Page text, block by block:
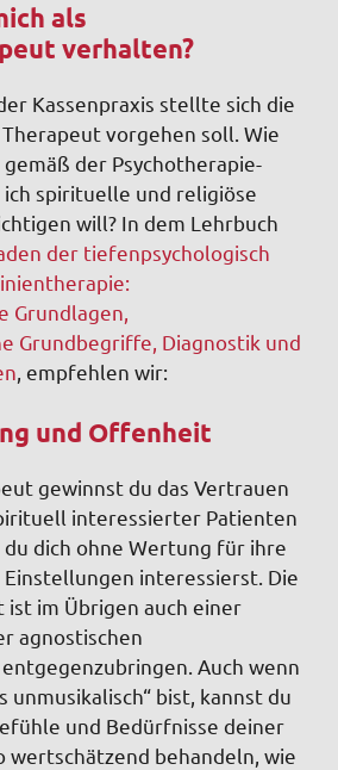
als
verhalten?
Kassenpraxis stellte sich die
Therapeut vorgehen soll. Wie
der Psychotherapie-
spirituelle und religiöse
will? In dem Lehrbuch
der tiefenpsychologisch
Grundlagen,
Grundbegriffe, Diagnostik und
, empfehlen wir:
und Offenheit
gewinnst du das Vertrauen
interessierter Patienten
dich ohne Wertung für ihre
interessierst. Die
im Übrigen auch einer
agnostischen
Auch wenn
unmusikalisch“ bist, kannst du
und Bedürfnisse deiner
wertschätzend behandeln, wie